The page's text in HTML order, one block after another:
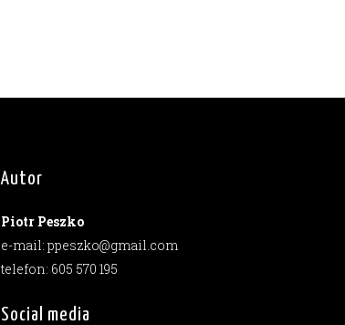
Autor
Piotr Peszko
e-mail: ppeszko@gmail.com
telefon: 605 570 195
Social media